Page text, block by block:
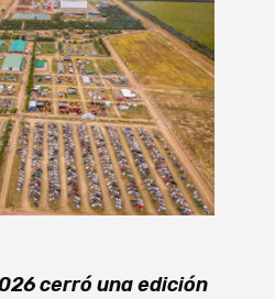
cerró una edición